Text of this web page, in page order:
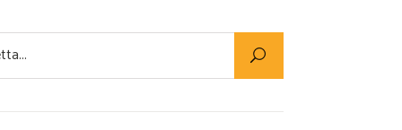
Utility
Alimenti